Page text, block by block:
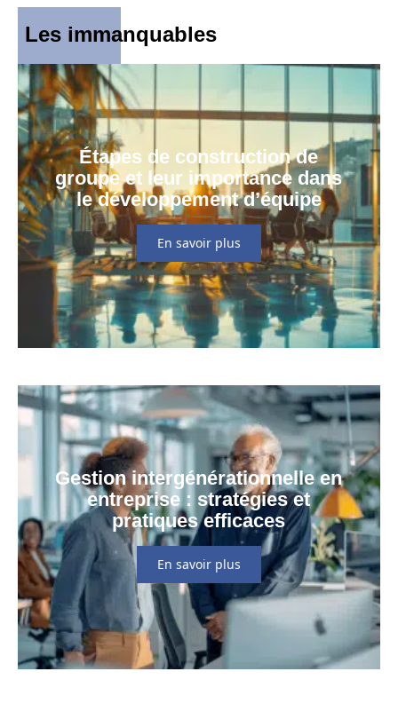
Les immanquables
Étapes de construction de
groupe et leur importance dans
le développement d’équipe
En savoir plus
Gestion intergénérationnelle en
entreprise : stratégies et
pratiques efficaces
En savoir plus